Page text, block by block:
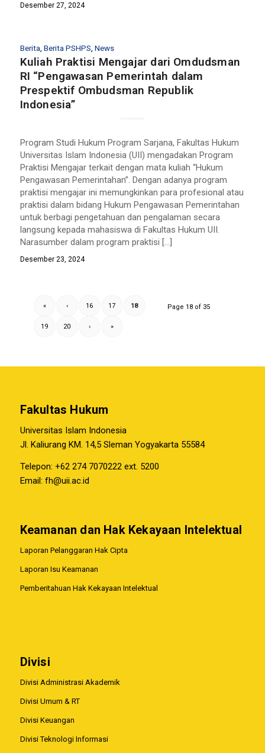
Desember 27, 2024
Berita Berita PSHPS News
Kuliah Praktisi Mengajar dari Omdudsman
RI “Pengawasan Pemerintah dalam
Prespektif Ombudsman Republik
Indonesia”
Program Studi Hukum Program Sarjana, Fakultas Hukum
Universitas Islam Indonesia (UII) mengadakan Program
Praktisi Mengajar terkait dengan mata kuliah “Hukum
Pengawasan Pemerintahan”. Dengan adanya program
praktisi mengajar ini memungkinkan para profesional atau
praktisi dalam bidang Hukum Pengawasan Pemerintahan
untuk berbagi pengetahuan dan pengalaman secara
langsung kepada mahasiswa di Fakultas Hukum UII.
Narasumber dalam program praktisi […]
Desember 23, 2024
Page 18 of 35
« ‹ 16 17 18
19 20 › »
Fakultas Hukum
Universitas Islam Indonesia
Jl. Kaliurang KM. 14,5 Sleman Yogyakarta 55584
Telepon: +62 274 7070222 ext. 5200
Email: fh@uii.ac.id
Keamanan dan Hak Kekayaan Intelektual
Laporan Pelanggaran Hak Cipta
Laporan Isu Keamanan
Pemberitahuan Hak Kekayaan Intelektual
Divisi
Divisi Administrasi Akademik
Divisi Umum & RT
Divisi Keuangan
Divisi Teknologi Informasi